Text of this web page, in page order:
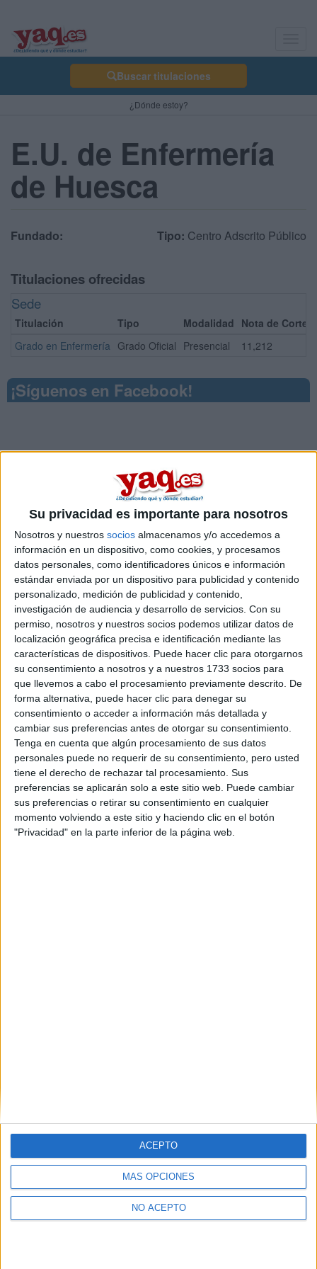
Su privacidad es importante para nosotros
Nosotros y nuestros socios almacenamos y/o accedemos a
información en un dispositivo, como cookies, y procesamos
datos personales, como identificadores únicos e información
estándar enviada por un dispositivo para publicidad y contenido
personalizado, medición de publicidad y contenido,
investigación de audiencia y desarrollo de servicios. Con su
permiso, nosotros y nuestros socios podemos utilizar datos de
localización geográfica precisa e identificación mediante las
características de dispositivos. Puede hacer clic para otorgarnos
su consentimiento a nosotros y a nuestros 1733 socios para
que llevemos a cabo el procesamiento previamente descrito. De
forma alternativa, puede hacer clic para denegar su
consentimiento o acceder a información más detallada y
cambiar sus preferencias antes de otorgar su consentimiento.
Tenga en cuenta que algún procesamiento de sus datos
personales puede no requerir de su consentimiento, pero usted
tiene el derecho de rechazar tal procesamiento. Sus
preferencias se aplicarán solo a este sitio web. Puede cambiar
sus preferencias o retirar su consentimiento en cualquier
momento volviendo a este sitio y haciendo clic en el botón
"Privacidad" en la parte inferior de la página web.
MÁS OPCIONES
NO ACEPTO
ACEPTO
Buscar titulaciones
¿Dónde estoy?
E.U. de Enfermería
de Huesca
Fundado: Tipo: Centro Adscrito Público
Titulaciones ofrecidas
Sede
Titulación Tipo Modalidad Nota de Corte
Grado en Enfermería Grado Oficial Presencial 11,212
¡Síguenos en Facebook!
A 10 usuarios les interesa estudiar aquíVer todos
Mapa
+
Huesca
Ver todos los contactos
Principales cifras
Ver todas las cifras